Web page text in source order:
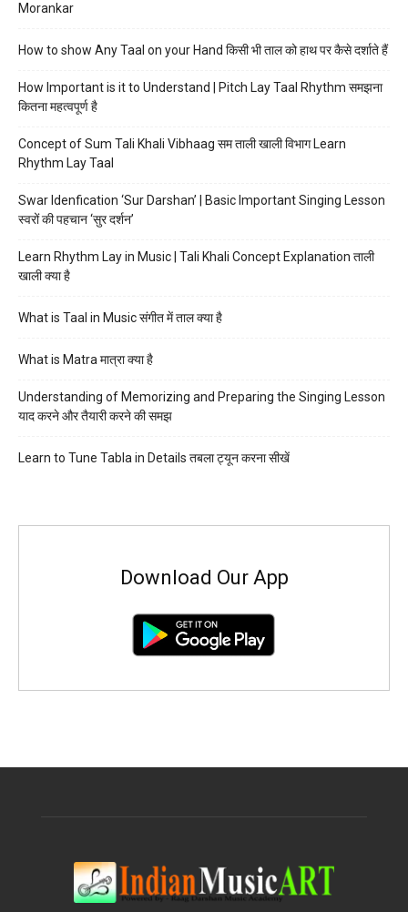
Morankar
How to show Any Taal on your Hand किसी भी ताल को हाथ पर कैसे दर्शाते हैं
How Important is it to Understand | Pitch Lay Taal Rhythm समझना
कितना महत्वपूर्ण है
Concept of Sum Tali Khali Vibhaag सम ताली खाली विभाग Learn
Rhythm Lay Taal
Swar Idenfication ‘Sur Darshan’ | Basic Important Singing Lesson
स्वरों की पहचान ‘सुर दर्शन’
Learn Rhythm Lay in Music | Tali Khali Concept Explanation ताली
खाली क्या है
What is Taal in Music संगीत में ताल क्या है
What is Matra मात्रा क्या है
Understanding of Memorizing and Preparing the Singing Lesson
याद करने और तैयारी करने की समझ
Learn to Tune Tabla in Details तबला ट्यून करना सीखें
Download Our App